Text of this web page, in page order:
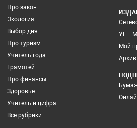
Про закон
Экология
Выбор дня
Про туризм
Учитель года
Грамотей
Про финансы
Здоровье
Учитель и цифра
Все рубрики
УГ –
Мой